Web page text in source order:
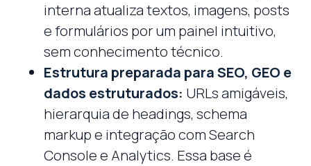
interna atualiza textos, imagens, posts
e formulários por um painel intuitivo,
sem conhecimento técnico.
Estrutura preparada para SEO, GEO e
dados estruturados: URLs amigáveis,
hierarquia de headings, schema
markup e integração com Search
Console e Analytics. Essa base é